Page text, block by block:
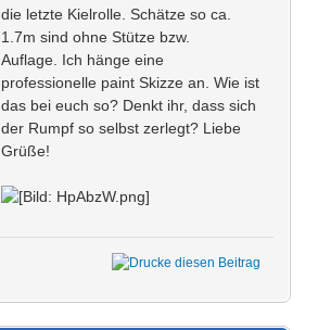
die letzte Kielrolle. Schätze so ca.
1.7m sind ohne Stütze bzw.
Auflage. Ich hänge eine
professionelle paint Skizze an. Wie ist
das bei euch so? Denkt ihr, dass sich
der Rumpf so selbst zerlegt? Liebe
Grüße!